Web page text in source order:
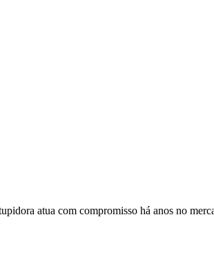
atua com compromisso há anos no